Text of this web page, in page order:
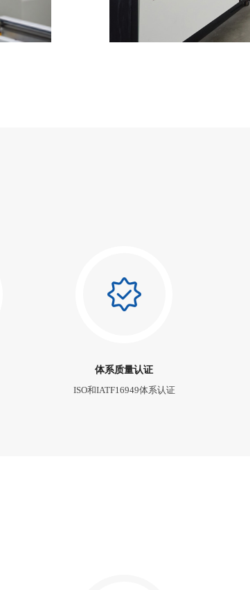
体系质量认证
ISO和IATF16949体系认证